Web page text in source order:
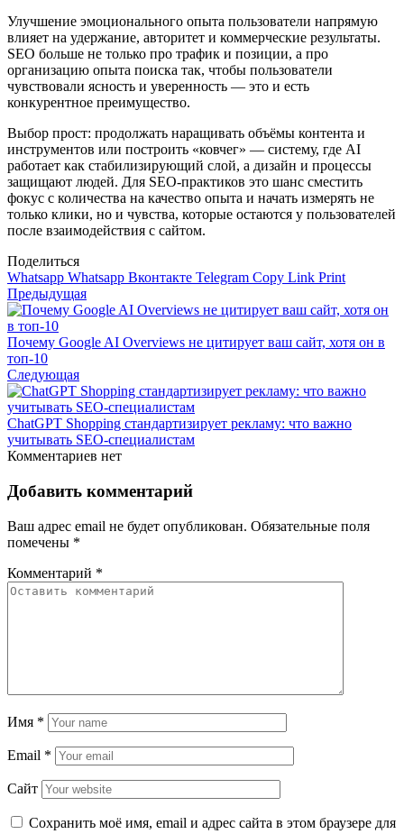
Улучшение эмоционального опыта пользователи напрямую
влияет на удержание, авторитет и коммерческие результаты.
SEO больше не только про трафик и позиции, а про
организацию опыта поиска так, чтобы пользователи
чувствовали ясность и уверенность — это и есть
конкурентное преимущество.
Выбор прост: продолжать наращивать объёмы контента и
инструментов или построить «ковчег» — систему, где AI
работает как стабилизирующий слой, а дизайн и процессы
защищают людей. Для SEO‑практиков это шанс сместить
фокус с количества на качество опыта и начать измерять не
только клики, но и чувства, которые остаются у пользователей
после взаимодействия с сайтом.
Поделиться
Whatsapp Whatsapp Вконтакте Telegram Copy Link Print
Предыдущая
Почему Google AI Overviews не цитирует ваш сайт, хотя он в
топ‑10
Следующая
ChatGPT Shopping стандартизирует рекламу: что важно
учитывать SEO‑специалистам
Комментариев нет
Добавить комментарий
Ваш адрес email не будет опубликован. Обязательные поля
помечены *
Комментарий *
Имя *
Email *
Сайт
Сохранить моё имя, email и адрес сайта в этом браузере для